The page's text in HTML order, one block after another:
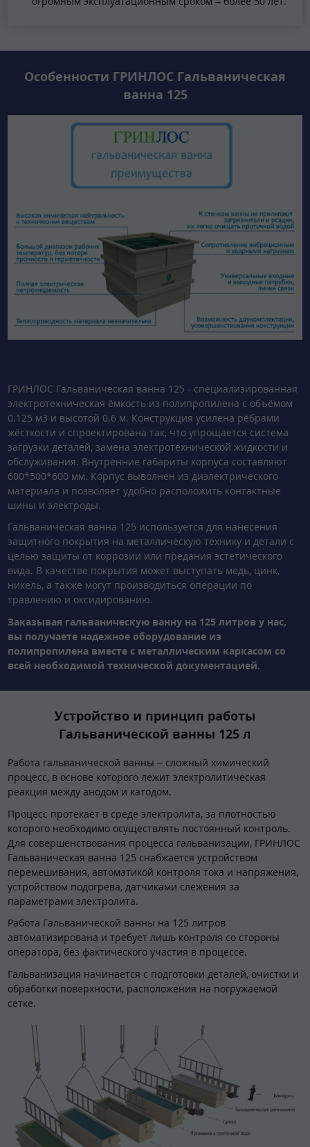
Особенности ГРИНЛОС Гальваническая
ванна 125
ГРИНЛОС Гальваническая ванна 125 - специализированная
электротехническая ёмкость из полипропилена с объёмом
0.125 м3 и высотой 0.6 м. Конструкция усилена рёбрами
жёсткости и спроектирована так, что упрощается система
загрузки деталей, замена электротехнической жидкости и
обслуживания. Внутренние габариты корпуса составляют
600*500*600 мм. Корпус выволнен из диэлектрического
материала и позволяет удобно расположить контактные
шины и электроды.
Гальваническая ванна 125 используется для нанесения
защитного покрытия на металлическую технику и детали с
целью защиты от коррозии или предания эстетического
вида. В качестве покрытия может выступать медь, цинк,
никель, а также могут производиться операции по
травлению и оксидированию.
Заказывая гальваническую ванну на 125 литров у нас,
вы получаете надежное оборудование из
полипропилена вместе с металлическим каркасом со
всей необходимой технической документацией.
Устройство и принцип работы
Гальванической ванны 125 л
Работа гальванической ванны – сложный химический
процесс, в основе которого лежит электролитическая
реакция между анодом и катодом.
Процесс протекает в среде электролита, за плотностью
которого необходимо осуществлять постоянный контроль.
Для совершенствования процесса гальванизации, ГРИНЛОС
Гальваническая ванна 125 снабжается устройством
перемешивания, автоматикой контроля тока и напряжения,
устройством подогрева, датчиками слежения за
параметрами электролита.
Работа Гальванической ванны на 125 литров
автоматизирована и требует лишь контроля со стороны
оператора, без фактического участия в процессе.
Гальванизация начинается с подготовки деталей, очистки и
обработки поверхности, расположения на погружаемой
сетке.